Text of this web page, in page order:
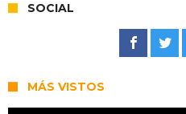
SOCIAL
MÁS VISTOS